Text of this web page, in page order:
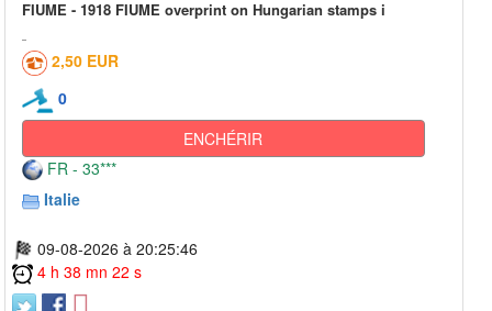
FIUME - 1918 FIUME overprint on Hungarian stamps i
2,50 EUR
0
ENCHÉRIR
FR - 33***
Italie
09-08-2026 à 20:25:46
4 h 38 mn 22 s